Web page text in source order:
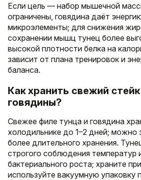
Если цель — набор мышечной
ограничены, говядина даёт
микроэлементы; для снижения
сохранении мышц тунец более
высокой плотности белка на
зависит от плана тренировок и
баланса.
Как хранить свежий
говядины?
Свежее филе тунца и говядина
холодильнике до 1–2 дней; можно
более длительного хранения.
строгого соблюдения температур
бактериального роста; храните
используйте вакуумную упаковку